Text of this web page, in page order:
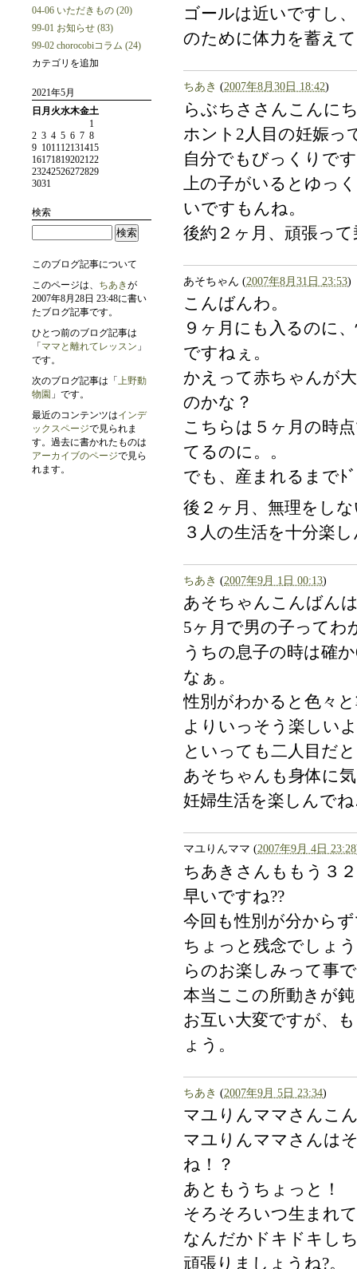
ゴールは近いですし
のために体力を蓄え
ちあき (2007年8月30日 18:42)
らぶちささんこんに
ホント2人目の妊娠っ
自分でもびっくりで
上の子がいるとゆっ
いですもんね。
後約２ヶ月、頑張っ
あそちゃん (2007年8月31日 23:53)
こんばんわ。
９ヶ月にも入るのに
ですねぇ。
かえって赤ちゃんが
のかな？
こちらは５ヶ月の時
てるのに。。
でも、産まれるまでﾄ
後２ヶ月、無理をし
３人の生活を十分楽
ちあき (2007年9月 1日 00:13)
あそちゃんこんばん
5ヶ月で男の子って
うちの息子の時は確
なぁ。
性別がわかると色々
よりいっそう楽しい
といっても二人目だ
あそちゃんも身体に
妊婦生活を楽しんでね
マユりんママ (2007年9月 4日 23:28
ちあきさんももう３
早いですね??
今回も性別が分から
ちょっと残念でしょ
らのお楽しみって事
本当ここの所動きが
お互い大変ですが、
ょう。
ちあき (2007年9月 5日 23:34)
マユりんママさんこ
マユりんママさんは
ね！？
あともうちょっと！
そろそろいつ生まれ
なんだかドキドキし
頑張りましょうね?。
04-06 いただきもの (20)
99-01 お知らせ (83)
99-02 chorocobiコラム (24)
カテゴリを追加
2021年5月
日 月 火水木金土
1
2 3 4 5 6 7 8
9 1011 12131415
16171819202122
23242526272829
3031
検索
このブログ記事について
このページは、 ちあきが
2007年8月28日 23:48に書い
たブログ記事です。
ひとつ前のブログ記事は
「ママと離れてレッスン 」
です。
次のブログ記事は「 上野動
物園 」です。
最近のコンテンツはインデ
ックスページで見られま
す。過去に書かれたものは
アーカイブのページで見ら
れます。